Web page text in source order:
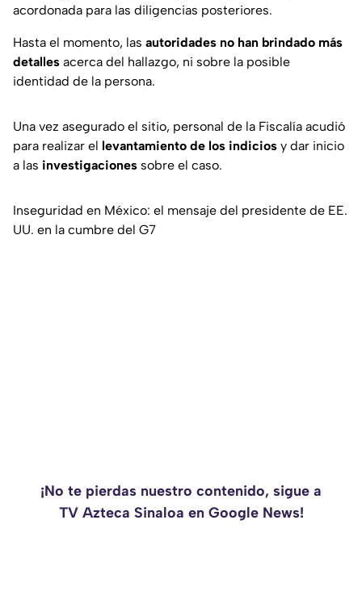
acordonada para las diligencias posteriores.
Hasta el momento, las autoridades no han brindado más
detalles acerca del hallazgo, ni sobre la posible
identidad de la persona.
Una vez asegurado el sitio, personal de la Fiscalía acudió
para realizar el levantamiento de los indicios y dar inicio
a las investigaciones sobre el caso.
Inseguridad en México: el mensaje del presidente de EE.
UU. en la cumbre del G7
¡No te pierdas nuestro contenido, sigue a
TV Azteca Sinaloa en Google News!